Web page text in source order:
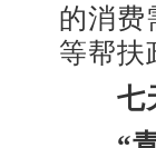
的消费
等帮扶
七